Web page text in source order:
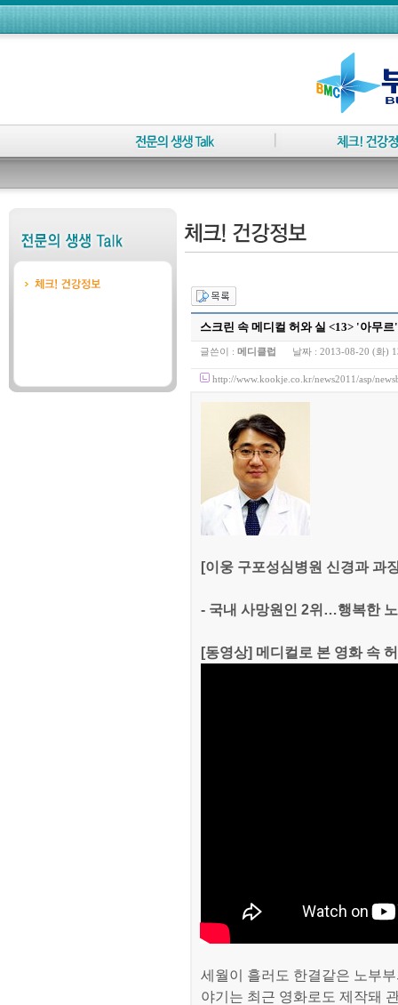
스크린 속 메디컬 허와 실 <13> '아무
글쓴이 : 메디클럽 날짜 : 2013-08-20 (화)
http://www.kookje.co.kr/news2011/asp/
[이웅 구포성심병원 신경과 과
- 국내 사망원인 2위…행복한
[동영상] 메디컬로 본 영화 속
세월이 흘러도 한결같은 노부
야기는 최근 영화로도 제작돼